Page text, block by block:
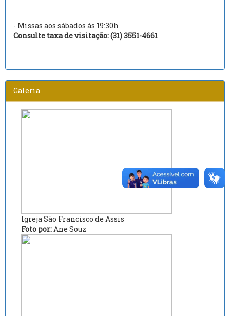
- Missas aos sábados ás 19:30h
Consulte taxa de visitação: (31) 3551-4661
Galeria
Igreja São Francisco de Assis
Foto por: Ane Souz